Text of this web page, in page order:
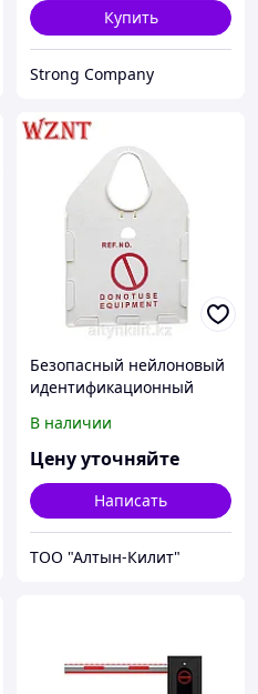
Купить
Strong Company
Безопасный нейлоновый
идентификационный
строительных лесов из
инженерного пластика
В наличии
Цену уточняйте
Написать
ТОО "Алтын-Килит"